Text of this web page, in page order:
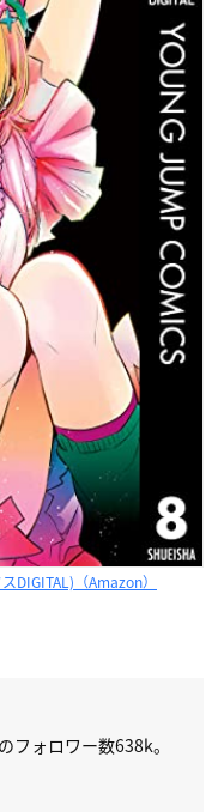
DIGITAL)（Amazon）
フォロワー数638k。